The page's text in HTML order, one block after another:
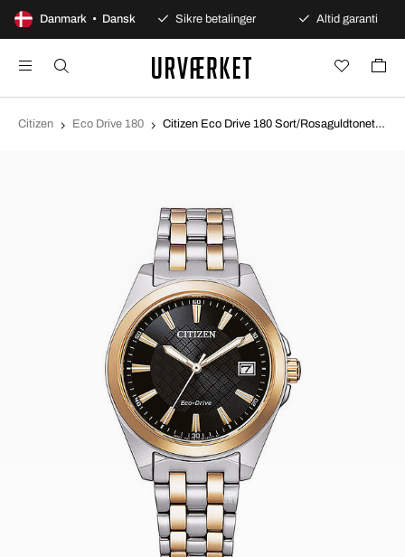
Danmark • Dansk
100 dages åbent køb Sikre betalinger Altid garanti
Citizen Eco Drive 180 Citizen Eco Drive 180 Sort/Rosaguldtonet stål Ø34 mm EO1213-85E